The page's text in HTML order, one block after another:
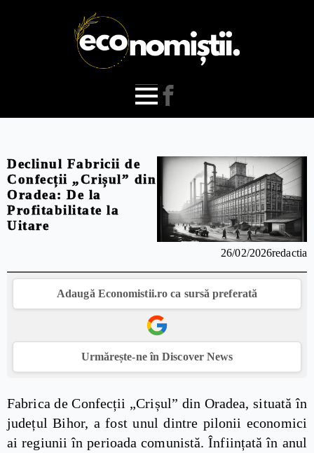
Declinul Fabricii de
Confecții „Crișul” din
Oradea: De la
Profitabilitate la
Uitare
26/02/2026redactia
Adaugă Economistii.ro ca sursă preferată
Urmărește-ne în Discover News
Fabrica de Confecții „Crișul” din Oradea, situată în
județul Bihor, a fost unul dintre pilonii economici
ai regiunii în perioada comunistă. Înființată în anul